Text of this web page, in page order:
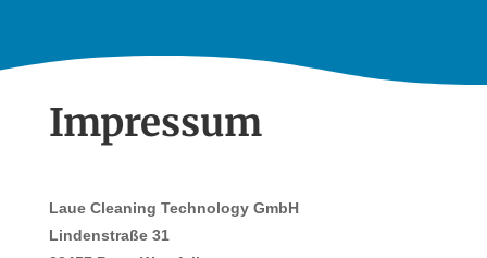
Impressum
Laue Cleaning Technology GmbH
Lindenstraße 31